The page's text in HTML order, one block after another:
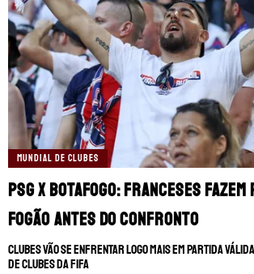
MUNDIAL DE CLUBES
PSG x Botafogo: Franceses fazem
Fogão antes do confronto
Clubes vão se enfrentar logo mais em partida válida
de Clubes da FIFA